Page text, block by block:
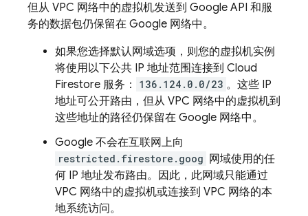
但从 VPC 网络中的虚拟机发送到 Google API 和服
务的数据包仍保留在 Google 网络中。
如果您选择默认网域选项，则您的虚拟机实例
将使用以下公共 IP 地址范围连接到 Cloud
Firestore 服务： 136.124.0.0/23 。这些 IP
地址可公开路由，但从 VPC 网络中的虚拟机到
这些地址的路径仍保留在 Google 网络中。
Google 不会在互联网上向
restricted.firestore.goog 网域使用的任
何 IP 地址发布路由。因此，此网域只能通过
VPC 网络中的虚拟机或连接到 VPC 网络的本
地系统访问。